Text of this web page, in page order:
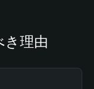
理由